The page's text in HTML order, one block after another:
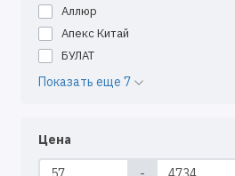
Аллюр
Апекс Китай
БУЛАТ
Показать еще 7
Цена